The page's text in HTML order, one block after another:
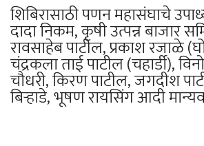
शिबिरासाठी पणन महासंघाचे
दादा निकम, कृषी उत्पन्न बाजार
रावसाहेब पाटील, प्रकाश रजाळे
चंद्रकला ताई पाटील (चहार्डी),
चौधरी, किरण पाटील, जगदीश
बिऱ्हाडे, भूषण रायसिंग आदी